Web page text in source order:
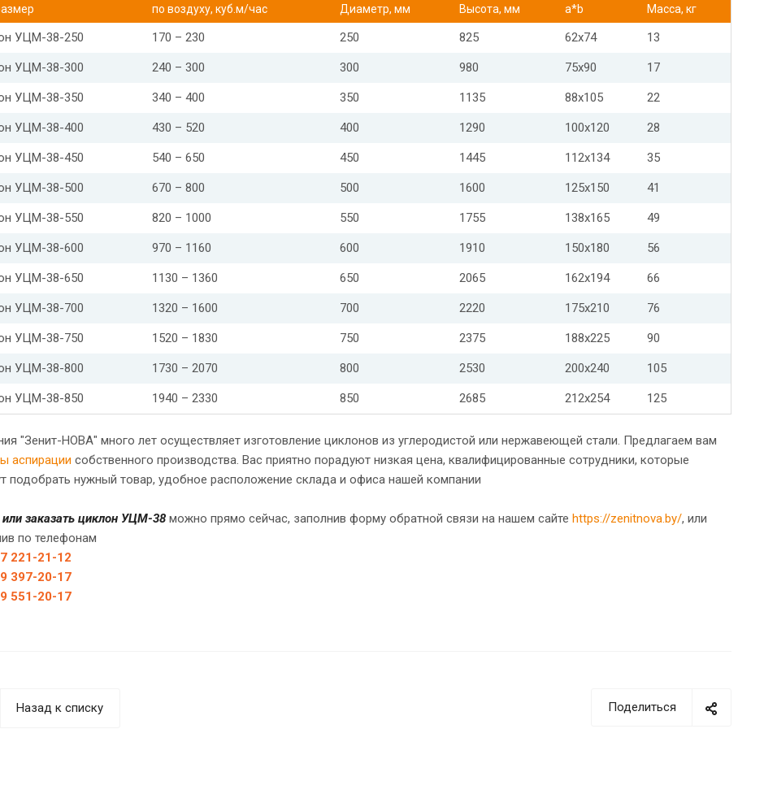
по воздуху, куб.м/час
Масса, кг
Диаметр, мм Высота, мм а*b
УЦМ-38-250 170 – 230 250 825 62x74 13
УЦМ-38-300 240 – 300 300 980 75x90 17
УЦМ-38-350 340 – 400 350 1135 88x105 22
УЦМ-38-400 430 – 520 400 1290 100x120 28
УЦМ-38-450 540 – 650 450 1445 112x134 35
УЦМ-38-500 670 – 800 500 1600 125x150 41
УЦМ-38-550 820 – 1000 550 1755 138x165 49
УЦМ-38-600 970 – 1160 600 1910 150x180 56
УЦМ-38-650 1130 – 1360 650 2065 162x194 66
УЦМ-38-700 1320 – 1600 700 2220 175x210 76
УЦМ-38-750 1520 – 1830 750 2375 188x225 90
УЦМ-38-800 1730 – 2070 800 2530 200x240 105
УЦМ-38-850 1940 – 2330 850 2685 212x254 125
"Зенит-НОВА" много лет осуществляет изготовление циклонов из углеродистой или нержавеющей стали. Предлагаем вам
аспирации собственного производства. Вас приятно порадуют низкая цена, квалифицированные сотрудники, которые
подобрать нужный товар, удобное расположение склада и офиса нашей компании
или заказать циклон УЦМ-38 можно прямо сейчас, заполнив форму обратной связи на нашем сайте https://zenitnova.by/, или
по телефонам
221-21-12
397-20-17
551-20-17
Поделиться
Назад к списку